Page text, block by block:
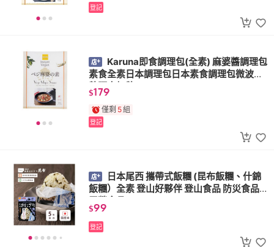
登記
Karuna即食調理包(全素) 麻婆醬調理包
素食全素日本調理包日本素食調理包微波加
熱隔水加熱
$179
僅剩 5組
登記
日本尾西 攜帶式飯糰 (昆布飯糰、什錦
飯糰）全素 登山好夥伴 登山食品 防災食品
露營食品
$99
登記